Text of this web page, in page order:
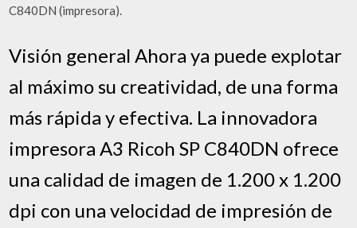
C840DN (impresora).
Visión general Ahora ya puede explotar
al máximo su creatividad, de una forma
más rápida y efectiva. La innovadora
impresora A3 Ricoh SP C840DN ofrece
una calidad de imagen de 1.200 x 1.200
dpi con una velocidad de impresión de